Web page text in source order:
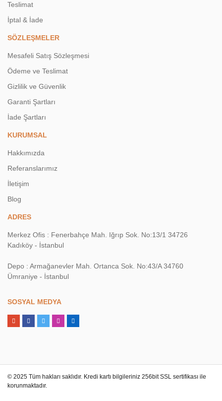
Teslimat
İptal & İade
SÖZLEŞMELER
Mesafeli Satış Sözleşmesi
Ödeme ve Teslimat
Gizlilik ve Güvenlik
Garanti Şartları
İade Şartları
KURUMSAL
Hakkımızda
Referanslarımız
İletişim
Blog
ADRES
Merkez Ofis : Fenerbahçe Mah. Iğrıp Sok. No:13/1 34726
Kadıköy - İstanbul
Depo : Armağanevler Mah. Ortanca Sok. No:43/A 34760
Ümraniye - İstanbul
SOSYAL MEDYA
© 2025 Tüm hakları saklıdır. Kredi kartı bilgileriniz 256bit SSL sertifikası ile
korunmaktadır.